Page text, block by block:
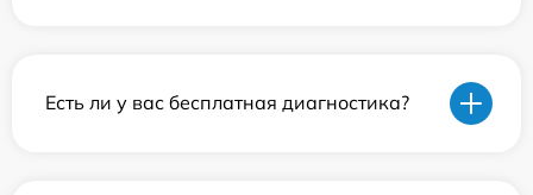
Есть ли у вас бесплатная диагностика?